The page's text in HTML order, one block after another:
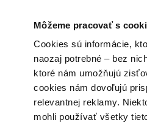
Môžeme pracovať s
Cookies sú informácie,
naozaj potrebné – bez
ktoré nám umožňujú
cookies nám dovoľujú
relevantnej reklamy.
mohli používať všetky
Beletria knihy Detektívky, trilery a